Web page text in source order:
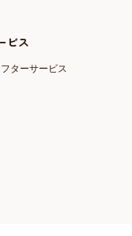
ビス
ターサービス